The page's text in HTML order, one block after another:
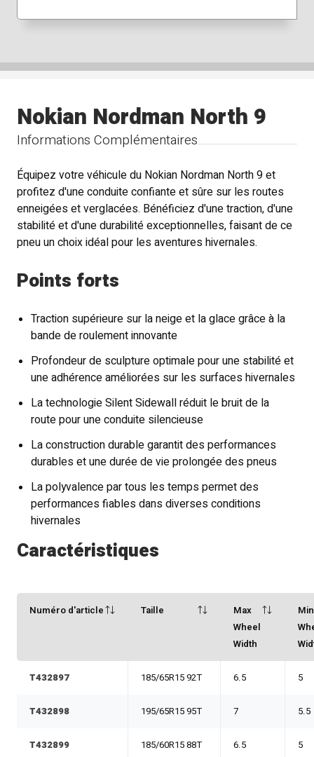
Informations Complémentaires
Nokian Nordman North 9
Équipez votre véhicule du Nokian Nordman North 9 et
profitez d'une conduite confiante et sûre sur les routes
enneigées et verglacées. Bénéficiez d'une traction, d'une
stabilité et d'une durabilité exceptionnelles, faisant de ce
pneu un choix idéal pour les aventures hivernales.
Points forts
Traction supérieure sur la neige et la glace grâce à la
bande de roulement innovante
Profondeur de sculpture optimale pour une stabilité et
une adhérence améliorées sur les surfaces hivernales
La technologie Silent Sidewall réduit le bruit de la
route pour une conduite silencieuse
La construction durable garantit des performances
durables et une durée de vie prolongée des pneus
La polyvalence par tous les temps permet des
performances fiables dans diverses conditions
hivernales
Caractéristiques
Numéro d'article Taille
Max
Wheel
Width
Min
T432897 185/65R15 92T 6.5 5
T432898 195/65R15 95T 7 5.5
T432899 185/60R15 88T 6.5 5